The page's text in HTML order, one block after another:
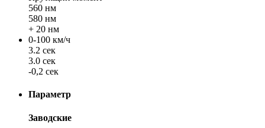
560 нм
580 нм
+ 20 нм
0-100 км/ч
3.2 сек
3.0 сек
-0,2 сек
Параметр
Заводские